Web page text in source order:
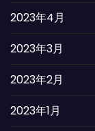
2023年4月
2023年3月
2023年2月
2023年1月